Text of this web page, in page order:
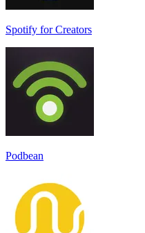
Spotify for Creators
Podbean